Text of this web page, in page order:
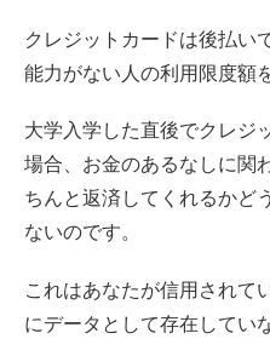
クレジットカードは後払い
能力がない人の利用限度額
大学入学した直後でクレジ
場合、お金のあるなしに関
ちんと返済してくれるかど
ないのです。
これはあなたが信用されて
にデータとして存在してい